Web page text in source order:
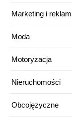
Marketing i
Moda
Motoryzacja
Nieruchomości
Obcojęzyczne